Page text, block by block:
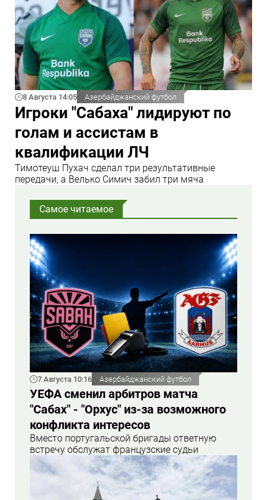
8 Августа 14:05 Азербайджанский футбол
Игроки "Сабаха" лидируют по
голам и ассистам в
квалификации ЛЧ
Тимотеуш Пухач сделал три результативные
передачи, а Велько Симич забил три мяча
Самое читаемое
7 Августа 10:16 Азербайджанский футбол
УЕФА сменил арбитров матча
"Сабах" - "Орхус" из-за возможного
конфликта интересов
Вместо португальской бригады ответную
встречу обслужат французские судьи